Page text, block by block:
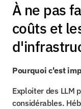
À ne pas
coûts et
Pourquoi c'est
Exploiter des LLM
considérables.